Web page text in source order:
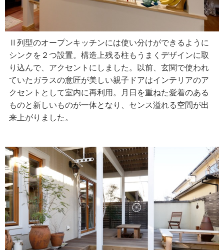
Ⅱ列型のオープンキッチンには使い分けができるように
シンクを２つ設置。構造上残る柱もうまくデザインに取
り込んで、アクセントにしました。以前、玄関で使われ
ていたガラスの意匠が美しい親子ドアはインテリアのア
クセントとして室内に再利用。月日を重ねた愛着のある
ものと新しいものが一体となり、センス溢れる空間が出
来上がりました。